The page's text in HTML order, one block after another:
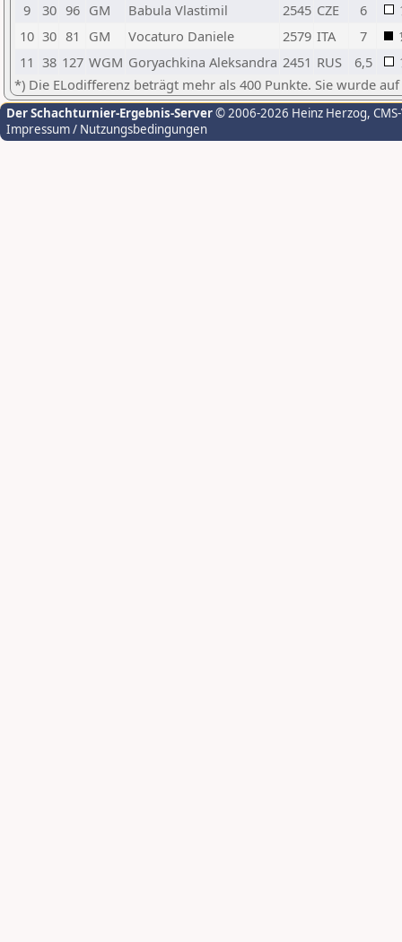
9
30 96 GM Babula Vlastimil 2545 CZE 6
10 30 81 GM Vocaturo Daniele 2579 ITA 7
11 38 127 WGM Goryachkina Aleksandra 2451 RUS 6,5
*) Die ELodifferenz beträgt mehr als 400 Punkte. Sie wurde
Der Schachturnier-Ergebnis-Server© 2006-2026 Heinz Herzog,
Impressum / Nutzungsbedingungen